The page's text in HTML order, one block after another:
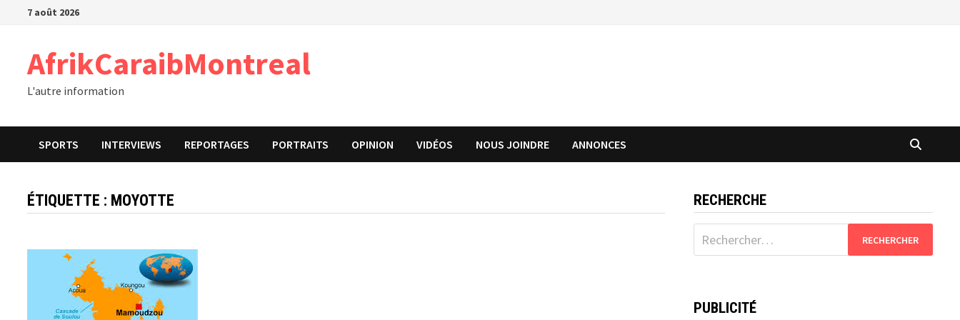
Passer7 août 2026
AfrikCaraibMontreal
L'autre information
SPORTS INTERVIEWS REPORTAGES PORTRAITS OPINION VIDÉOS NOUS JOINDRE ANNONCES
ÉTIQUETTE : MOYOTTE RECHERCHE
Rechercher :
PUBLICITÉ